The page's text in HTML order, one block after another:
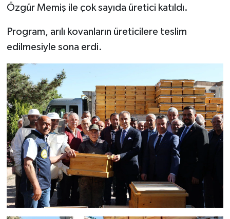
Özgür Memiş ile çok sayıda üretici katıldı.
Program, arılı kovanların üreticilere teslim
edilmesiyle sona erdi.